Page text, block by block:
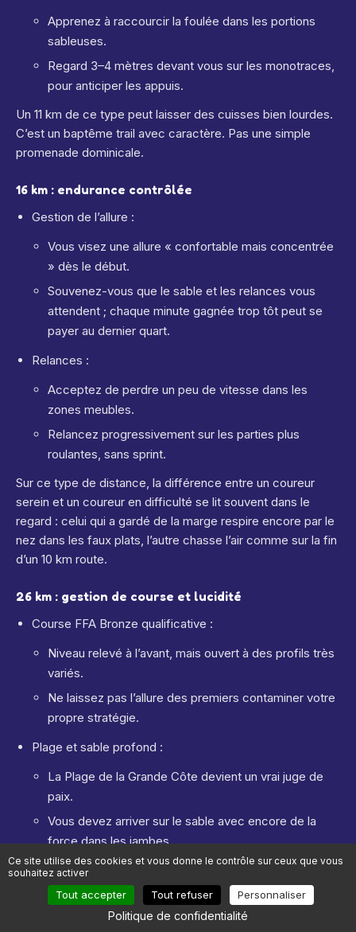
Apprenez à raccourcir la foulée dans les portions
sableuses.
Regard 3–4 mètres devant vous sur les monotraces,
pour anticiper les appuis.
Un 11 km de ce type peut laisser des cuisses bien lourdes.
C’est un baptême trail avec caractère. Pas une simple
promenade dominicale.
16 km : endurance contrôlée
Gestion de l’allure :
Vous visez une allure « confortable mais concentrée
» dès le début.
Souvenez-vous que le sable et les relances vous
attendent ; chaque minute gagnée trop tôt peut se
payer au dernier quart.
Relances :
Acceptez de perdre un peu de vitesse dans les
zones meubles.
Relancez progressivement sur les parties plus
roulantes, sans sprint.
Sur ce type de distance, la différence entre un coureur
serein et un coureur en difficulté se lit souvent dans le
regard : celui qui a gardé de la marge respire encore par le
nez dans les faux plats, l’autre chasse l’air comme sur la fin
d’un 10 km route.
26 km : gestion de course et lucidité
Course FFA Bronze qualificative :
Niveau relevé à l’avant, mais ouvert à des profils très
variés.
Ne laissez pas l’allure des premiers contaminer votre
propre stratégie.
Plage et sable profond :
La Plage de la Grande Côte devient un vrai juge de
paix.
Vous devez arriver sur le sable avec encore de la
force dans les jambes.
Relances en forêt :
Les petites grimpettes sablonneuses se cumulent.
Votre gainage, vos mollets et votre mental vont
Ce site utilise des cookies et vous donne le contrôle sur ceux que vous
souhaitez activer
Tout accepter Tout refuser Personnaliser
Politique de confidentialité